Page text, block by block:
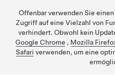
Offenbar verwenden Sie
Zugriff auf eine Vielzahl von
verhindert. Obwohl kein
Google Chrome , Mozilla
Safari verwenden, um eine